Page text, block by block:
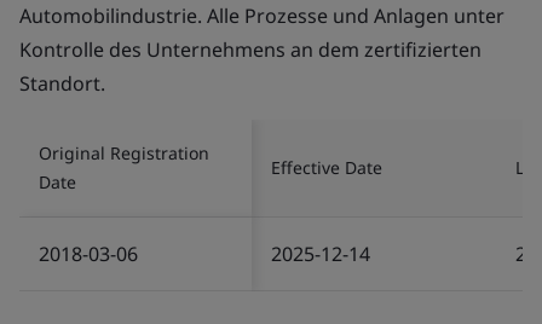
Automobilindustrie. Alle Prozesse und Anlagen unter
Kontrolle des Unternehmens an dem zertifizierten
Standort.
Original Registration
Date
Effective Date
2018-03-06 2025-12-14